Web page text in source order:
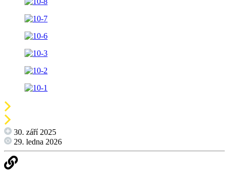
30. září 2025
29. ledna 2026